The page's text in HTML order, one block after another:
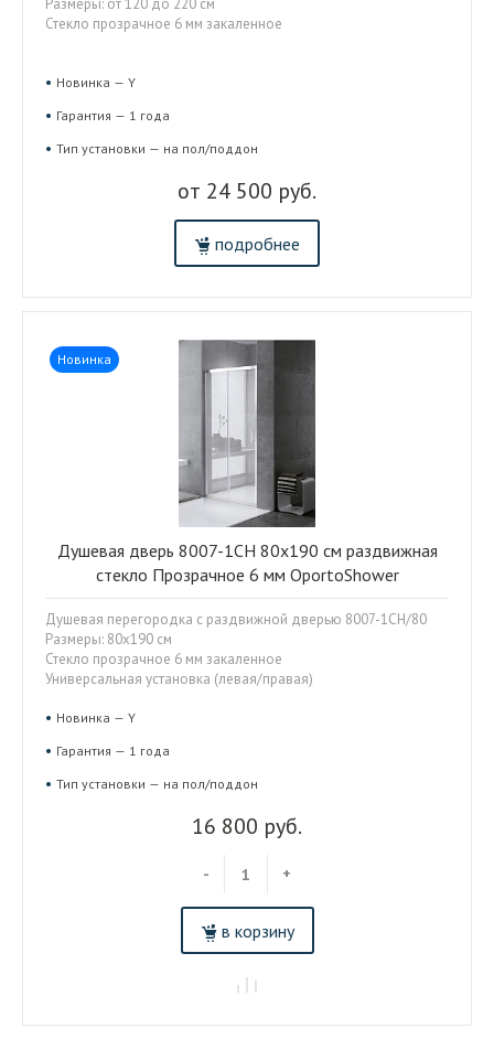
от 24 500 руб.
подробнее
Размеры: от 120 до 220 см
Стекло прозрачное 6 мм закаленное
Новинка — Y
Гарантия — 1 года
Тип установки — на пол/поддон
Новинка
16 800 руб.
- +
в корзину
Душевая дверь 8007-1CH 80x190 см раздвижная
стекло Прозрачное 6 мм OportoShower
Душевая перегородка с раздвижной дверью 8007-1CH/80
Размеры: 80x190 см
Стекло прозрачное 6 мм закаленное
Универсальная установка (левая/правая)
Новинка — Y
Гарантия — 1 года
Тип установки — на пол/поддон